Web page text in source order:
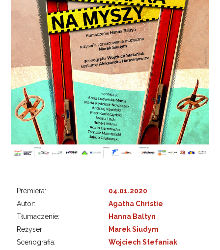
Premiera:
04.01.2020
Autor:
Agatha Christie
Tłumaczenie:
Hanna Baltyn
Reżyser:
Marek Siudym
Scenografia:
Wojciech Stefaniak